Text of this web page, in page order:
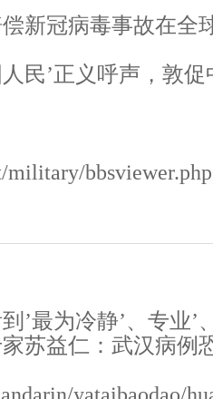
新冠病毒事故在全
民’正义呼声，敦
military/
’最为冷静’、专业’
家苏益仁：武汉病例